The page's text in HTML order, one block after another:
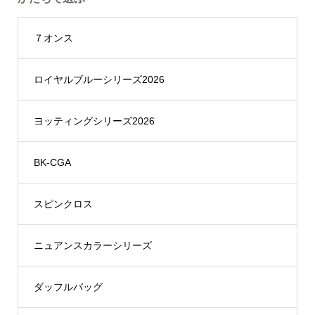
７オンス
ロイヤルブルーシリーズ2026
ヨッティングシリーズ2026
BK-CGA
スピンクロス
ニュアンスカラーシリーズ
ダッフルバッグ